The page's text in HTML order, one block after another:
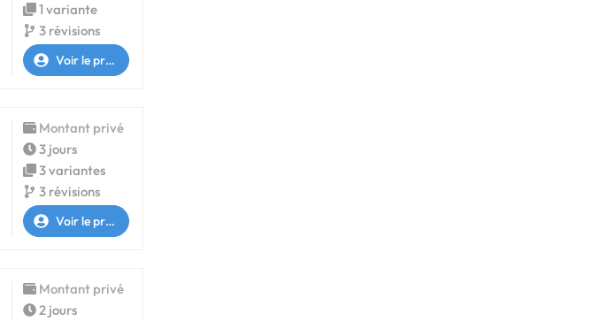
1 variante
3 révisions
Voir le profil
Montant privé
3 jours
3 variantes
3 révisions
Voir le profil
Montant privé
2 jours